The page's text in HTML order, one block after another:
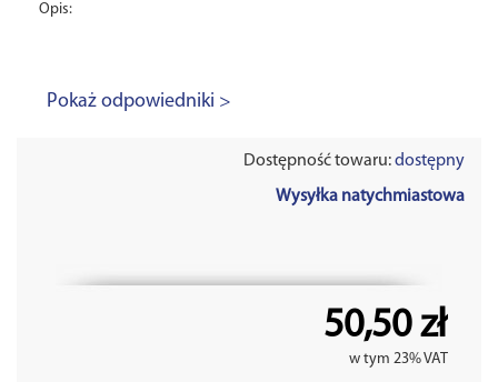
Opis:
Pokaż odpowiedniki >
Dostępność towaru:dostępny
Wysyłka natychmiastowa
50,50 zł
w tym 23% VAT